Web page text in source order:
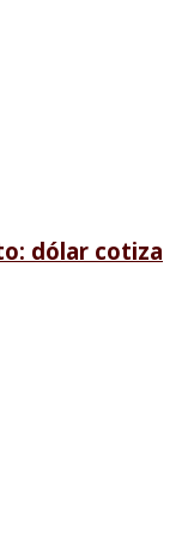
dólar cotiza